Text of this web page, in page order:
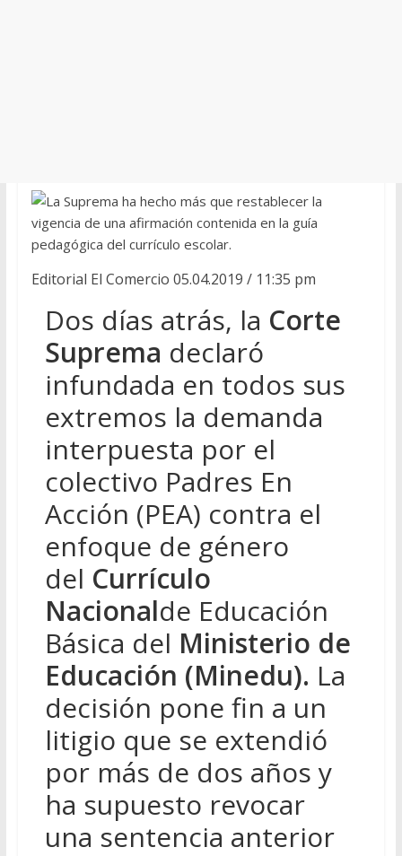
La Suprema ha hecho más que restablecer la
vigencia de una afirmación contenida en la guía
pedagógica del currículo escolar.
Editorial El Comercio 05.04.2019 / 11:35 pm
Dos días atrás, la Corte
Suprema declaró
infundada en todos sus
extremos la demanda
interpuesta por el
colectivo Padres En
Acción (PEA) contra el
enfoque de género
del Currículo
Nacionalde Educación
Básica del Ministerio de
Educación (Minedu). La
decisión pone fin a un
litigio que se extendió
por más de dos años y
ha supuesto revocar
una sentencia anterior